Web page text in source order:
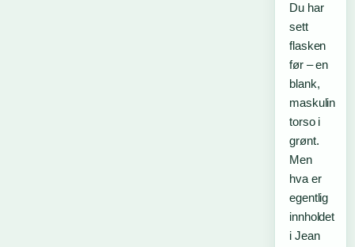
Du har
sett
flasken
før – en
blank,
maskulin
torso i
grønt.
Men
hva er
egentlig
innholdet
i Jean